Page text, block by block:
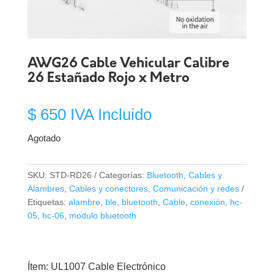
AWG26 Cable Vehicular Calibre
26 Estañado Rojo x Metro
$650 IVA Incluido
Agotado
SKU: STD-RD26 Categorías: Bluetooth Cables y
Alambres, Cables y conectores, Comunicación y redes
Etiquetas: alambre, ble, bluetooth Cable, conexión
hc-
05, hc-06 modulo bluetooth
Ítem: UL1007 Cable Electrónico